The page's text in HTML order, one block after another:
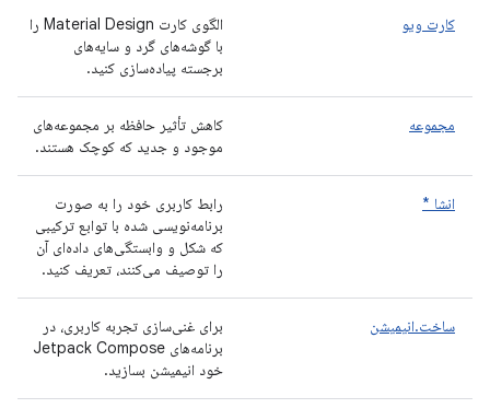
کارت ویو
الگوی کارت Material Design را
با گوشه‌های گرد و سایه‌های
برجسته پیاده‌سازی کنید.
مجموعه
کاهش تأثیر حافظه بر مجموعه‌های
موجود و جدید که کوچک هستند.
انشا *
رابط کاربری خود را به صورت
برنامه‌نویسی شده با توابع ترکیبی
که شکل و وابستگی‌های داده‌ای آن
را توصیف می‌کنند، تعریف کنید.
ساخت.انیمیشن
برای غنی‌سازی تجربه کاربری، در
برنامه‌های Jetpack Compose
خود انیمیشن بسازید.